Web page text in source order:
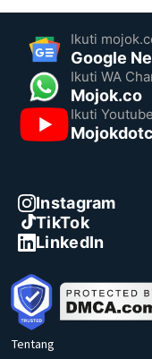
Ikuti
Google
Ikuti WA
Mojok.co
Ikuti
Instagram
TikTok
LinkedIn
Tentang